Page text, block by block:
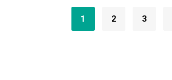
1 2 3